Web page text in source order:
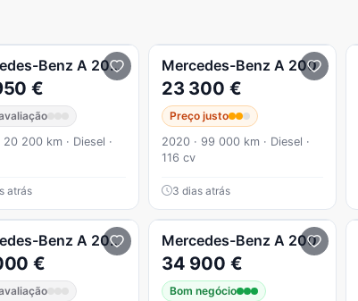
Line
Benz A 200 d Style Plus Aut.
€
20 200 km · Diesel ·
atrás
Mercedes-Benz A 200
23 300 €
Preço justo
2020 · 99 000 km · Diesel ·
116 cv
3 dias atrás
Benz A 200 d AMG Line
€
Mercedes-Benz A 200
34 900 €
Bom negócio